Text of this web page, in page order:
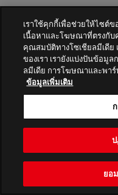
เราใช้คุกกี้เพื่อช่วยให้ไซต์ข
เนื้อหาและโฆษณาที่ตรงกับ
คุณสมบัติทางโซเชียลมีเดีย
ของเรา เรายังแบ่งปันข้อมู
ลมีเดีย การโฆษณาและพาร์
ข้อมูลเพิ่มเติม
ยอ